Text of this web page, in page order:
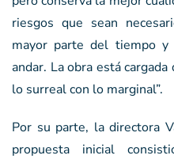
riesgos que sean
mayor parte del tiempo
andar. La obra está
lo surreal con lo marginal”.
Por su parte, la directora
propuesta inicial